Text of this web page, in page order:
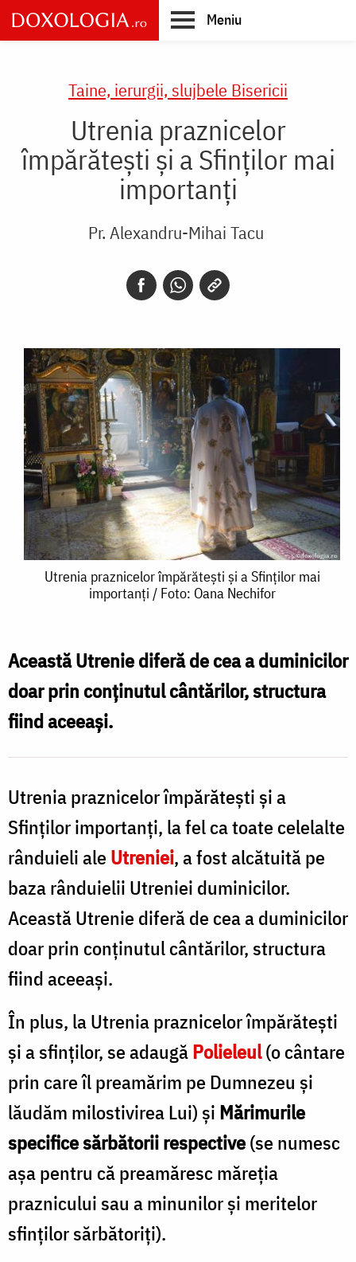
Skip
to
main
Meniu
Taine, ierurgii, slujbele Bisericii
Utrenia praznicelor
împărătești și a Sfinților mai
importanți
Pr. Alexandru-Mihai Tacu
Utrenia
praznicelor
și
a
Sfinților
/
Foto:
Oana
Nechifor
Utrenia praznicelor împărătești și a Sfinților mai
importanți / Foto: Oana Nechifor
Această Utrenie diferă de cea a duminicilor
doar prin conținutul cântărilor, structura
fiind aceeași.
Utrenia praznicelor împărătești și a
Sfinţilor importanţi, la fel ca toate celelalte
rânduieli aleUtreniei, a fost alcătuită pe
baza rânduielii Utreniei duminicilor.
Această Utrenie diferă de cea a duminicilor
doar prin conținutul cântărilor, structura
fiind aceeași.
În plus, la Utrenia praznicelor împărătești
și a sfinților, se adaugăPolieleul(o cântare
prin care îl preamărim pe Dumnezeu și
lăudăm milostivirea Lui) și Mărimurile
specifice sărbătorii respective(se numesc
așa pentru că preamăresc măreția
praznicului sau a minunilor și meritelor
sfinților sărbătoriți).